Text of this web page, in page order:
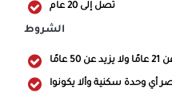
تصل إلى 20 عام
الشروط
عامًا
أي وحدة سكنية وألا يكونوا